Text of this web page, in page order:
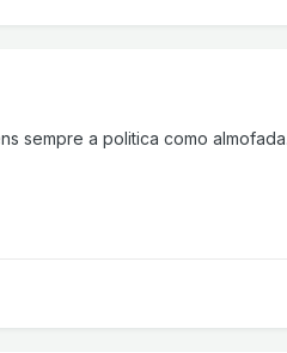
sempre a politica como